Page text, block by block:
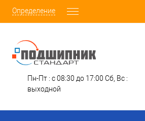
Определение
Пн-Пт : с 08:30 до 17:00 Сб, Вс :
выходной